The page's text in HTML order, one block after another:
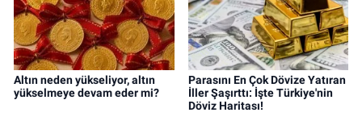
Altın neden yükseliyor, altın
yükselmeye devam eder mi?
Parasını En Çok Dövize Yatıran
İller Şaşırttı: İşte Türkiye'nin
Döviz Haritası!